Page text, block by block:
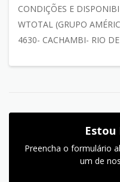
CONDIÇÕES E
WTOTAL (GRUPO
4630- CACHAMBI- RIO DE
Estou
Preencha o formulário
um de